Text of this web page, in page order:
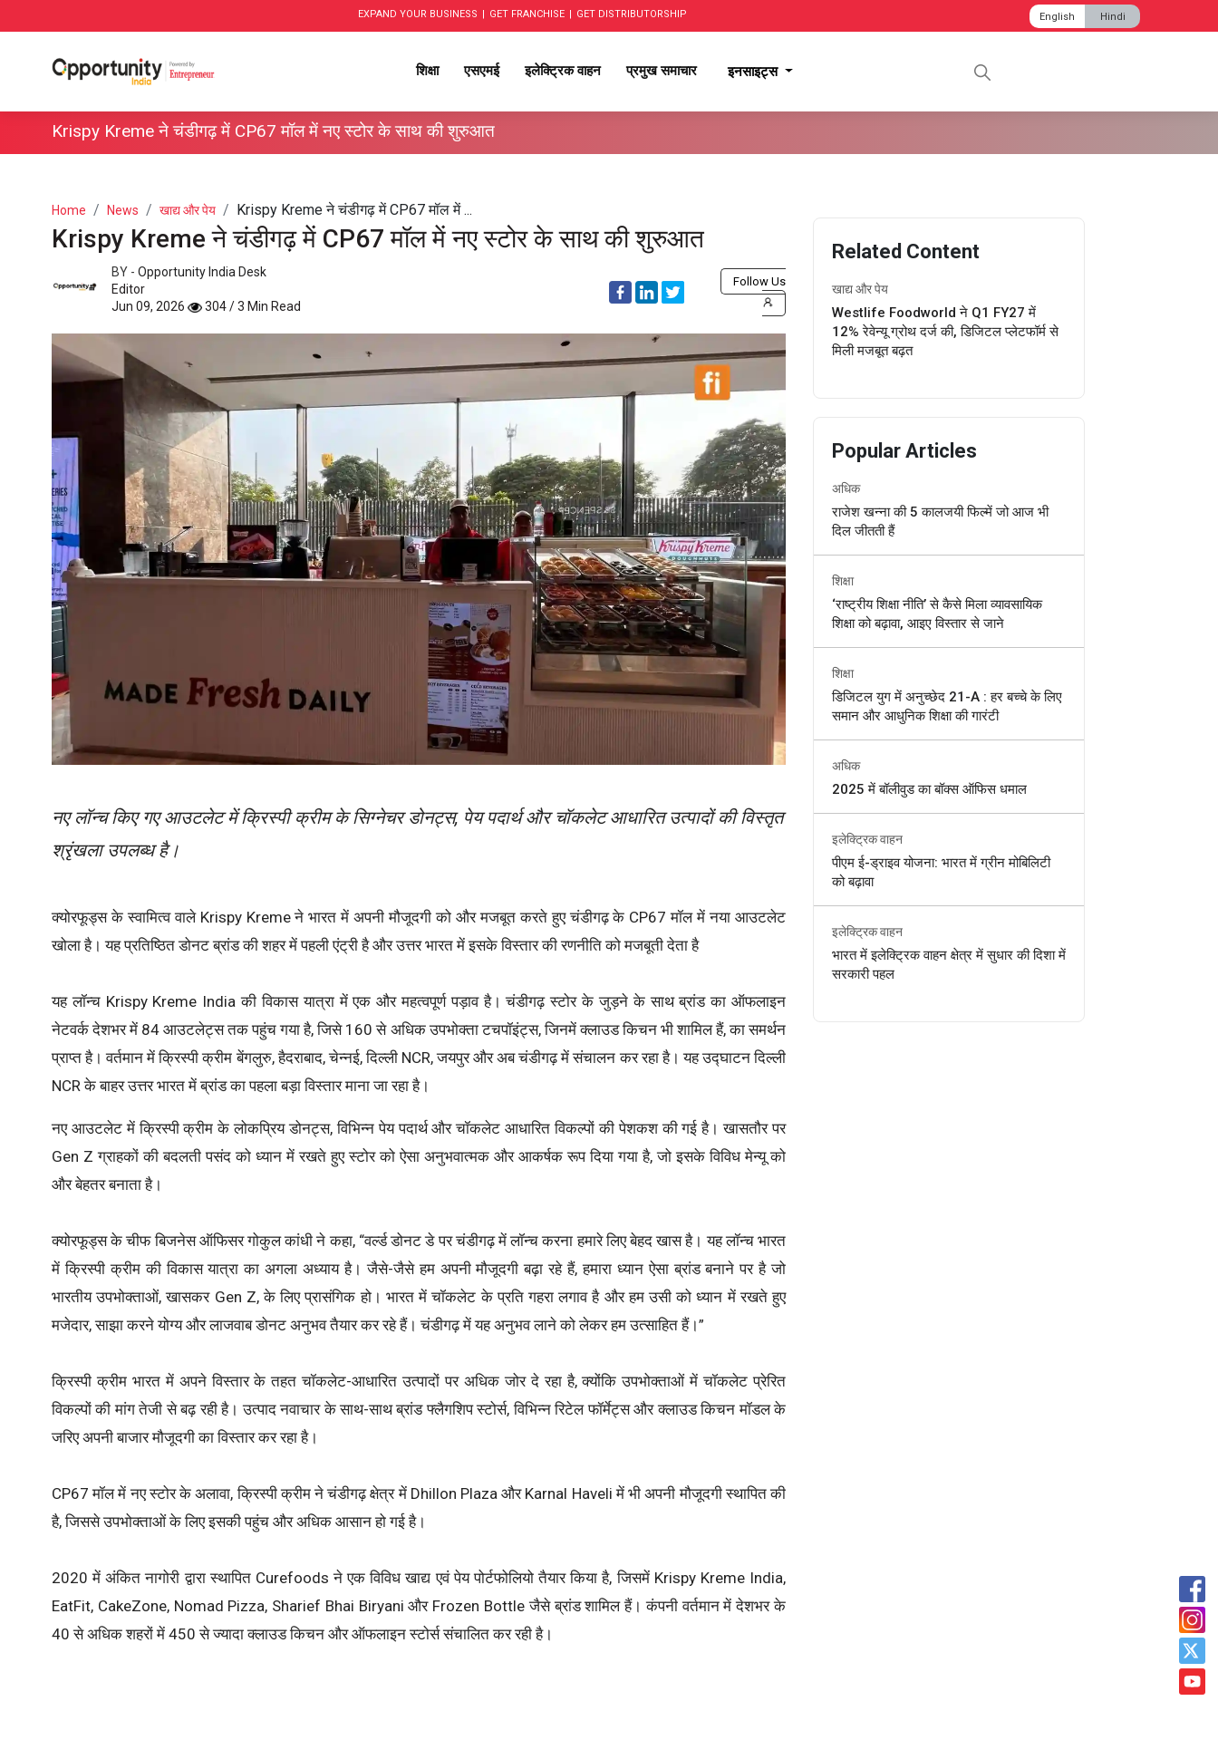
EXPAND YOUR BUSINESS | GET FRANCHISE | GET DISTRIBUTORSHIP English Hindi
शिक्षा एसएमई इलेक्ट्रिक वाहन प्रमुख समाचार इनसाइट्स
Krispy Kreme ने चंडीगढ़ में CP67 मॉल में नए स्टोर के साथ की शुरुआत
Home News खाद्य और पेय Krispy Kreme ने चंडीगढ़ में CP67 मॉल में ...
Krispy Kreme ने चंडीगढ़ में CP67 मॉल में नए स्टोर के साथ की शुरुआत
BY - Opportunity India Desk
Editor
Jun 09, 2026
304 / 3 Min Read
Follow Us
नए लॉन्च किए गए आउटलेट में क्रिस्पी क्रीम के सिग्नेचर डोनट्स, पेय पदार्थ और चॉकलेट आधारित उत्पादों की विस्तृत
श्रृंखला उपलब्ध है।
क्योरफूड्स के स्वामित्व वाले Krispy Kreme ने भारत में अपनी मौजूदगी को और मजबूत करते हुए चंडीगढ़ के CP67 मॉल में नया आउटलेट
खोला है। यह प्रतिष्ठित डोनट ब्रांड की शहर में पहली एंट्री है और उत्तर भारत में इसके विस्तार की रणनीति को मजबूती देता है
यह लॉन्च Krispy Kreme India की विकास यात्रा में एक और महत्वपूर्ण पड़ाव है। चंडीगढ़ स्टोर के जुड़ने के साथ ब्रांड का ऑफलाइन
नेटवर्क देशभर में 84 आउटलेट्स तक पहुंच गया है, जिसे 160 से अधिक उपभोक्ता टचपॉइंट्स, जिनमें क्लाउड किचन भी शामिल हैं, का समर्थन
प्राप्त है। वर्तमान में क्रिस्पी क्रीम बेंगलुरु, हैदराबाद, चेन्नई, दिल्ली NCR, जयपुर और अब चंडीगढ़ में संचालन कर रहा है। यह उद्घाटन दिल्ली
NCR के बाहर उत्तर भारत में ब्रांड का पहला बड़ा विस्तार माना जा रहा है।
नए आउटलेट में क्रिस्पी क्रीम के लोकप्रिय डोनट्स, विभिन्न पेय पदार्थ और चॉकलेट आधारित विकल्पों की पेशकश की गई है। खासतौर पर
Gen Z ग्राहकों की बदलती पसंद को ध्यान में रखते हुए स्टोर को ऐसा अनुभवात्मक और आकर्षक रूप दिया गया है, जो इसके विविध मेन्यू को
और बेहतर बनाता है।
क्योरफूड्स के चीफ बिजनेस ऑफिसर गोकुल कांधी ने कहा, “वर्ल्ड डोनट डे पर चंडीगढ़ में लॉन्च करना हमारे लिए बेहद खास है। यह लॉन्च भारत
में क्रिस्पी क्रीम की विकास यात्रा का अगला अध्याय है। जैसे-जैसे हम अपनी मौजूदगी बढ़ा रहे हैं, हमारा ध्यान ऐसा ब्रांड बनाने पर है जो
भारतीय उपभोक्ताओं, खासकर Gen Z, के लिए प्रासंगिक हो। भारत में चॉकलेट के प्रति गहरा लगाव है और हम उसी को ध्यान में रखते हुए
मजेदार, साझा करने योग्य और लाजवाब डोनट अनुभव तैयार कर रहे हैं। चंडीगढ़ में यह अनुभव लाने को लेकर हम उत्साहित हैं।”
क्रिस्पी क्रीम भारत में अपने विस्तार के तहत चॉकलेट-आधारित उत्पादों पर अधिक जोर दे रहा है, क्योंकि उपभोक्ताओं में चॉकलेट प्रेरित
विकल्पों की मांग तेजी से बढ़ रही है। उत्पाद नवाचार के साथ-साथ ब्रांड फ्लैगशिप स्टोर्स, विभिन्न रिटेल फॉर्मेट्स और क्लाउड किचन मॉडल के
जरिए अपनी बाजार मौजूदगी का विस्तार कर रहा है।
CP67 मॉल में नए स्टोर के अलावा, क्रिस्पी क्रीम ने चंडीगढ़ क्षेत्र में Dhillon Plaza और Karnal Haveli में भी अपनी मौजूदगी स्थापित की
है, जिससे उपभोक्ताओं के लिए इसकी पहुंच और अधिक आसान हो गई है।
2020 में अंकित नागोरी द्वारा स्थापित Curefoods ने एक विविध खाद्य एवं पेय पोर्टफोलियो तैयार किया है, जिसमें Krispy Kreme India,
EatFit, CakeZone, Nomad Pizza, Sharief Bhai Biryani और Frozen Bottle जैसे ब्रांड शामिल हैं। कंपनी वर्तमान में देशभर के
40 से अधिक शहरों में 450 से ज्यादा क्लाउड किचन और ऑफलाइन स्टोर्स संचालित कर रही है।
Related Content
खाद्य और पेय
Westlife Foodworld ने Q1 FY27 में
12% रेवेन्यू ग्रोथ दर्ज की, डिजिटल प्लेटफॉर्म से
मिली मजबूत बढ़त
Popular Articles
अधिक
राजेश खन्ना की 5 कालजयी फिल्में जो आज भी
दिल जीतती हैं
शिक्षा
‘राष्ट्रीय शिक्षा नीति’ से कैसे मिला व्यावसायिक
शिक्षा को बढ़ावा, आइए विस्तार से जाने
शिक्षा
डिजिटल युग में अनुच्छेद 21-A : हर बच्चे के लिए
समान और आधुनिक शिक्षा की गारंटी
अधिक
2025 में बॉलीवुड का बॉक्स ऑफिस धमाल
इलेक्ट्रिक वाहन
पीएम ई-ड्राइव योजना: भारत में ग्रीन मोबिलिटी
को बढ़ावा
इलेक्ट्रिक वाहन
भारत में इलेक्ट्रिक वाहन क्षेत्र में सुधार की दिशा में
सरकारी पहल